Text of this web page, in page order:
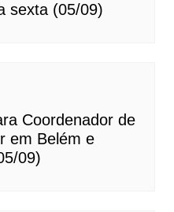
sexta (05/09)
Coordenador de
em Belém e
09)